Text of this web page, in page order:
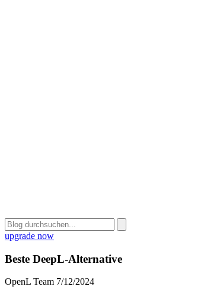
upgrade now
Beste DeepL-Alternative
OpenL Team 7/12/2024